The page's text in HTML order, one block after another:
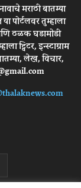
मराठी बातम्या
तुम्हाला
ठळक घडामोडी
इन्स्टाग्राम
लेख, विचार,